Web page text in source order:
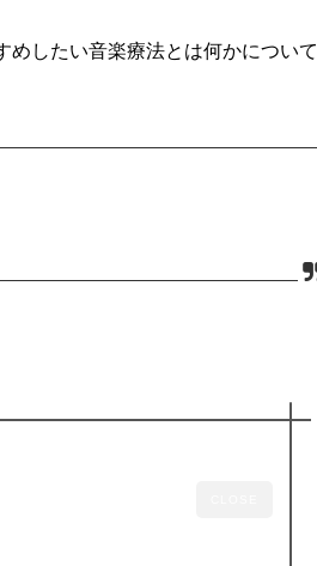
したい音楽療法とは何かについて